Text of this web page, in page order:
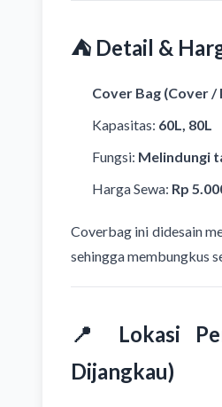
⛺ Detail &
Cover Bag (Cover /
Kapasitas: 60L, 80L
Fungsi: Melindungi
Harga Sewa: Rp
Coverbag ini didesain
sehingga membungkus
📍 Lokasi
Dijangkau)